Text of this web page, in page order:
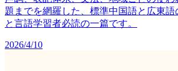
題までを網羅した、標準中国語と広東
と言語学習者必読の一篇です。
2026/4/10